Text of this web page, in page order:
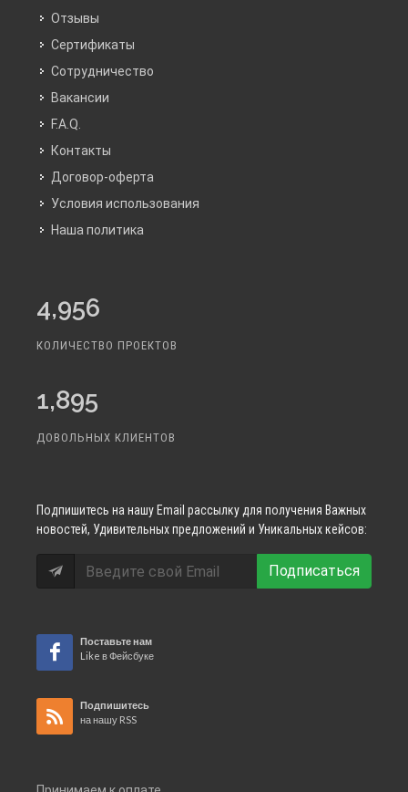
Отзывы
Сертификаты
Сотрудничество
Вакансии
F.A.Q.
Контакты
Договор-оферта
Условия использования
Наша политика
4,956
КОЛИЧЕСТВО ПРОЕКТОВ
1,895
ДОВОЛЬНЫХ КЛИЕНТОВ
Подпишитесь на нашу Email рассылку для получения Важных
новостей, Удивительных предложений и Уникальных кейсов:
Подписаться
Поставьте нам
Like в Фейсбуке
Подпишитесь
на нашу RSS